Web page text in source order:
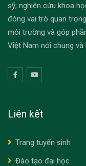
sỹ; nghiên cứu khoa
đóng vai trò quan
môi trường và góp
Việt Nam nói chung và
Liên kết
Trang tuyển sinh
Đào tạo đại học